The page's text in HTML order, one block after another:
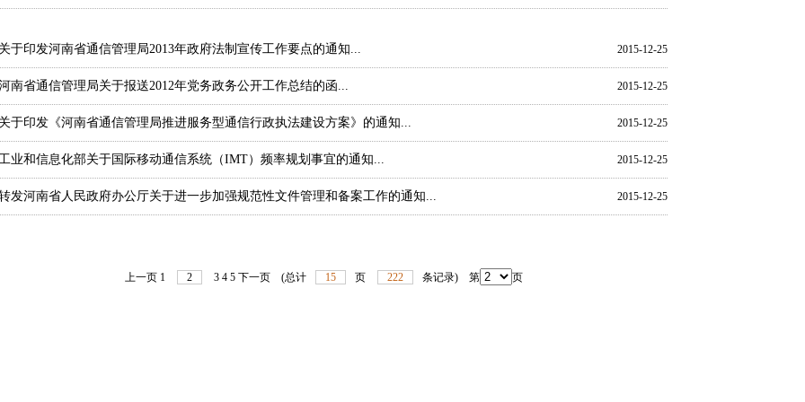
于印发河南省通信管理局2013年政府法制宣传工作要点的通知... 2015-12-25
南省通信管理局关于报送2012年党务政务公开工作总结的函... 2015-12-25
于印发《河南省通信管理局推进服务型通信行政执法建设方案》的通知... 2015-12-25
业和信息化部关于国际移动通信系统（IMT）频率规划事宜的通知... 2015-12-25
发河南省人民政府办公厅关于进一步加强规范性文件管理和备案工作的通知... 2015-12-25
上一页 1 2 3 4 5 下一页 (总计 15 页 222 条记录) 第 页